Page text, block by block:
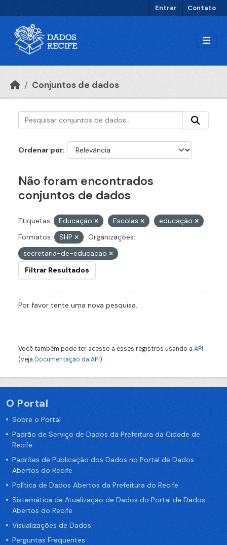
Entrar Contato
Conjuntos de dados
Ordenar por
Não foram encontrados
conjuntos de dados
Etiquetas: Educação Escolas
educação
Formatos:
SHP
Organizações:
secretaria-de-educacao
Filtrar Resultados
Por favor tente uma nova pesquisa.
Você também pode ter acesso a esses registros usando a API
(veja Documentação da API).
O Portal
Sobre o Portal
Padrão de Serviço de Dados da Prefeitura da Cidade de
Recife
Padrões de Publicação dos Dados no Portal de Dados
Abertos do Recife
Política de Dados Abertos da Prefeitura do Recife
Sistemática de Atualização de Dados do Portal de Dados
Abertos do Recife
Visualizações de Dados
Perguntas Frequentes